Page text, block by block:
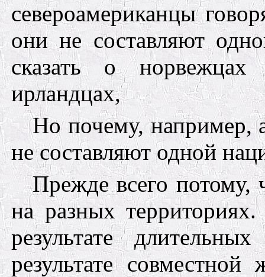
североамериканцы
они не составляют
сказать о
ирландцах,
Но почему, например,
не составляют одной
Прежде всего потому,
на разных
результате
результате